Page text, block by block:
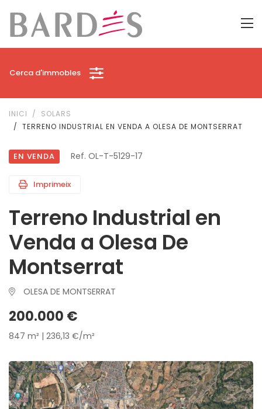
Cerca d'immobles
INICI
SOLARS
TERRENO INDUSTRIAL EN VENDA A OLESA DE MONTSERRAT
EN VENDA Ref. OL-T-5129-17
Imprimeix
Terreno Industrial en
Venda a Olesa De
Montserrat
OLESA DE MONTSERRAT
200.000 €
847 m² | 236,13 €/m²